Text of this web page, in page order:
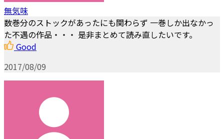
無気味
数巻分のストックがあったにも関わらず 一巻しか出なかっ
た不遇の作品・・・ 是非まとめて読み直したいです。
Good
2017/08/09